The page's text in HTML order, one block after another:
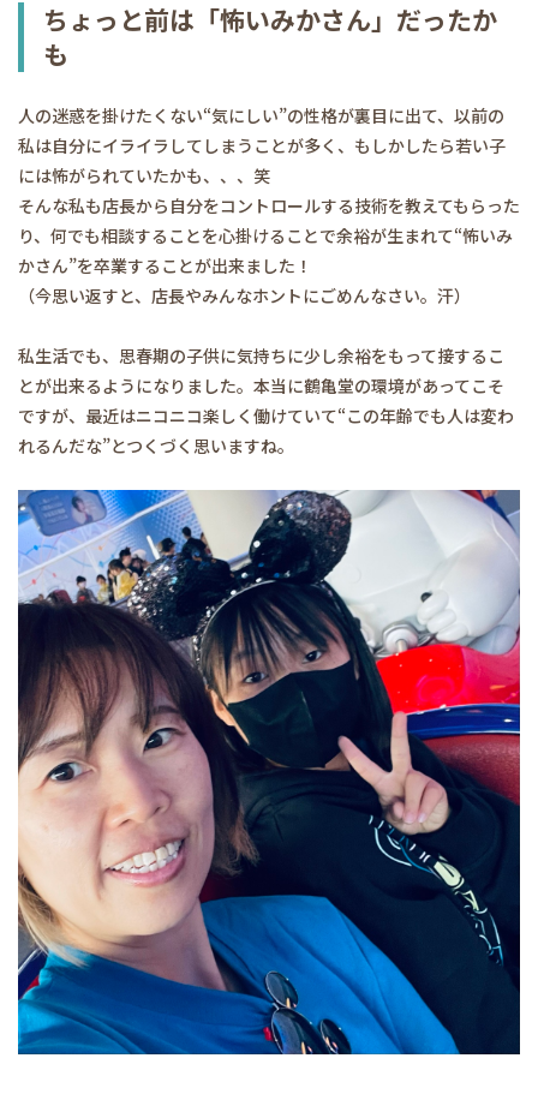
ちょっと前は「怖いみかさん」だったか
も
人の迷惑を掛けたくない“気にしい”の性格が裏目に出て、以前の
私は自分にイライラしてしまうことが多く、もしかしたら若い子
には怖がられていたかも、、、笑
そんな私も店長から自分をコントロールする技術を教えてもらった
り、何でも相談することを心掛けることで余裕が生まれて“怖いみ
かさん”を卒業することが出来ました！
（今思い返すと、店長やみんなホントにごめんなさい。汗）
私生活でも、思春期の子供に気持ちに少し余裕をもって接するこ
とが出来るようになりました。本当に鶴亀堂の環境があってこそ
ですが、最近はニコニコ楽しく働けていて“この年齢でも人は変わ
れるんだな”とつくづく思いますね。